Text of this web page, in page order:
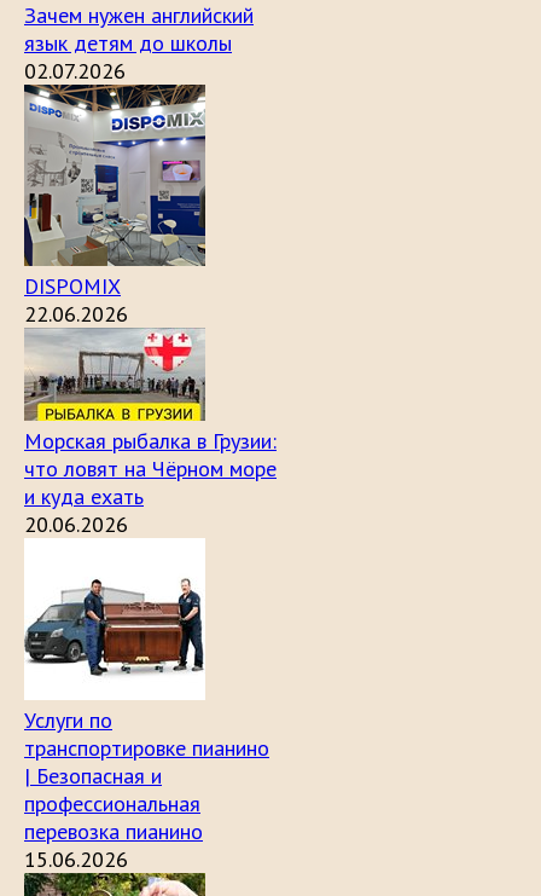
Зачем нужен английский
язык детям до школы
02.07.2026
DISPOMIX
22.06.2026
Морская рыбалка в Грузии:
что ловят на Чёрном море
и куда ехать
20.06.2026
Услуги по
транспортировке пианино
| Безопасная и
профессиональная
перевозка пианино
15.06.2026